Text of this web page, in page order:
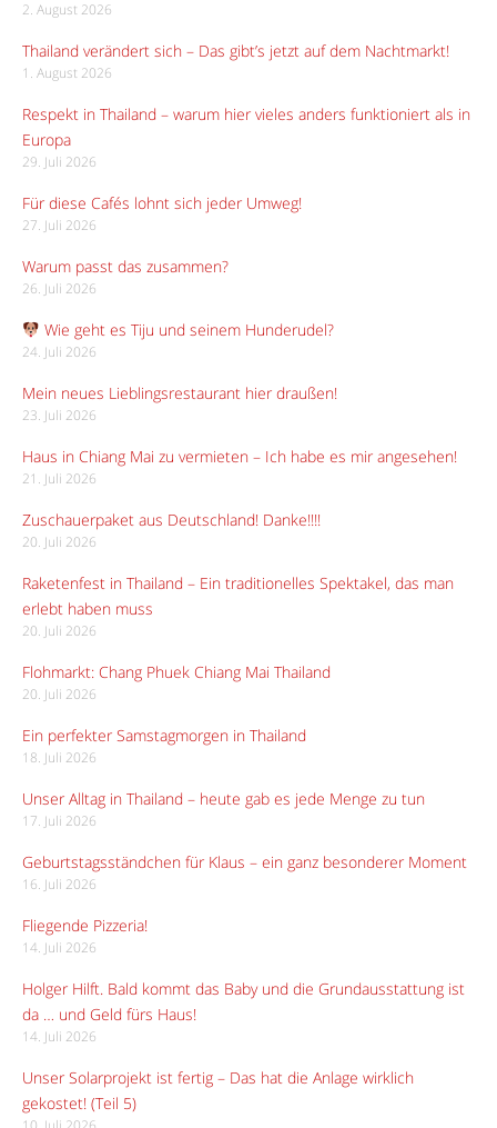
2. August 2026
Thailand verändert sich – Das gibt’s jetzt auf dem Nachtmarkt!
1. August 2026
Respekt in Thailand – warum hier vieles anders funktioniert als in
Europa
29. Juli 2026
Für diese Cafés lohnt sich jeder Umweg!
27. Juli 2026
Warum passt das zusammen?
26. Juli 2026
Wie geht es Tiju und seinem Hunderudel?
24. Juli 2026
Mein neues Lieblingsrestaurant hier draußen!
23. Juli 2026
Haus in Chiang Mai zu vermieten – Ich habe es mir angesehen!
21. Juli 2026
Zuschauerpaket aus Deutschland! Danke!!!!
20. Juli 2026
Raketenfest in Thailand – Ein traditionelles Spektakel, das man
erlebt haben muss
20. Juli 2026
Flohmarkt: Chang Phuek Chiang Mai Thailand
20. Juli 2026
Ein perfekter Samstagmorgen in Thailand
18. Juli 2026
Unser Alltag in Thailand – heute gab es jede Menge zu tun
17. Juli 2026
Geburtstagsständchen für Klaus – ein ganz besonderer Moment
16. Juli 2026
Fliegende Pizzeria!
14. Juli 2026
Holger Hilft. Bald kommt das Baby und die Grundausstattung ist
da … und Geld fürs Haus!
14. Juli 2026
Unser Solarprojekt ist fertig – Das hat die Anlage wirklich
gekostet! (Teil 5)